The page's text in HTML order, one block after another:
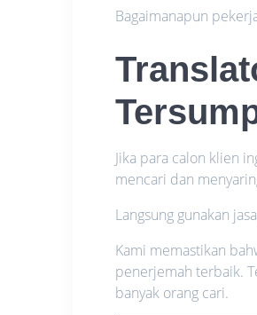
Bagaimanapun
Jika para calon klien
mencari dan
Langsung gunakan
Kami memastikan
penerjemah terbaik.
banyak orang cari.